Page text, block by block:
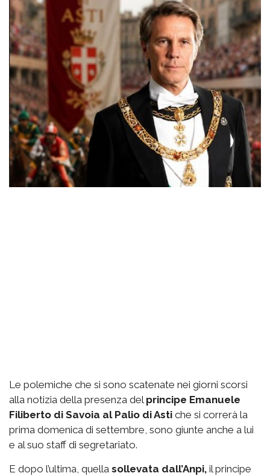
Le polemiche che si sono scatenate nei giorni scorsi
alla notizia della presenza del principe Emanuele
Filiberto di Savoia al Palio di Asti che si correrà la
prima domenica di settembre, sono giunte anche a lui
e al suo staff di segretariato.
E dopo l’ultima, quella sollevata dall’Anpi, il principe